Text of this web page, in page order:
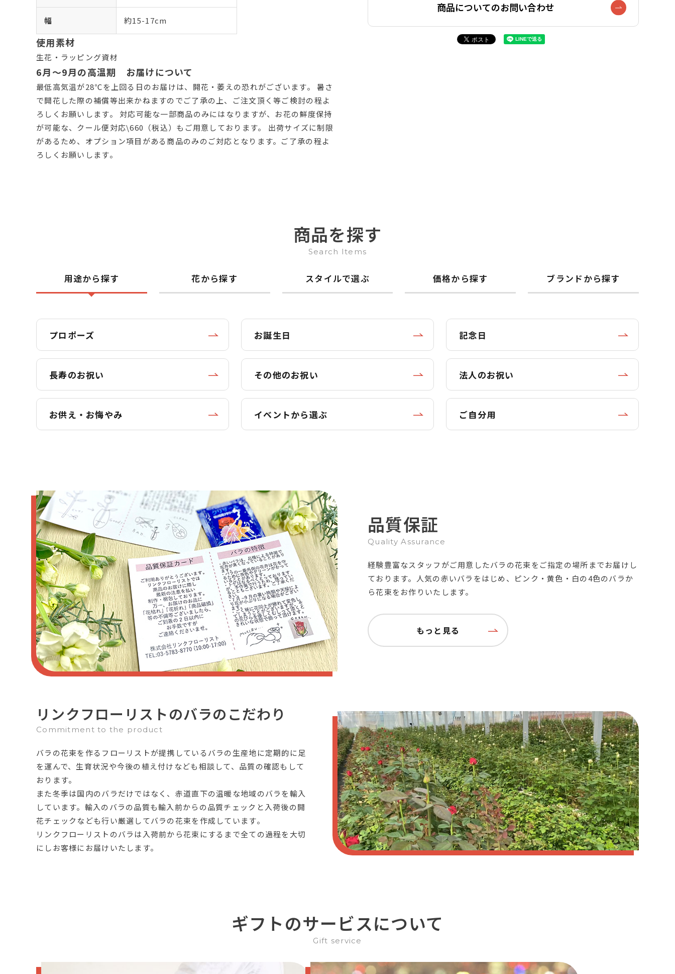
幅 約15-17cm
使用素材
生花・ラッピング資材
6月～9月の高温期 お届けについて
最低高気温が28℃を上回る日のお届けは、開花・萎えの恐れがございます。 暑さ
で開花した際の補償等出来かねますのでご了承の上、ご注文頂く等ご検討の程よ
ろしくお願いします。 対応可能な一部商品のみにはなりますが、お花の鮮度保持
が可能な、クール便対応\660（税込）もご用意しております。 出荷サイズに制限
があるため、オプション項目がある商品のみのご対応となります。ご了承の程よ
ろしくお願いします。
商品についてのお問い合わせ
商品を探す
Search Items
用途から探す 花から探す スタイルで選ぶ 価格から探す ブランドから探す
プロポーズ お誕生日 記念日
長寿のお祝い その他のお祝い 法人のお祝い
お供え・お悔やみ イベントから選ぶ ご自分用
品質保証
Quality Assurance
経験豊富なスタッフがご用意したバラの花束をご指定の場所までお届けし
ております。人気の赤いバラをはじめ、ピンク・黄色・白の4色のバラか
ら花束をお作りいたします。
もっと見る
リンクフローリストのバラのこだわり
Commitment to the product
バラの花束を作るフローリストが提携しているバラの生産地に定期的に足
を運んで、生育状況や今後の植え付けなども相談して、品質の確認もして
おります。
また冬季は国内のバラだけではなく、赤道直下の温暖な地域のバラを輸入
しています。輸入のバラの品質も輸入前からの品質チェックと入荷後の開
花チェックなども行い厳選してバラの花束を作成しています。
リンクフローリストのバラは入荷前から花束にするまで全ての過程を大切
にしお客様にお届けいたします。
ギフトのサービスについて
Gift service